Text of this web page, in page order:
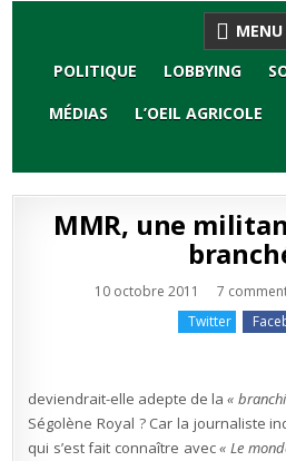
MENU
POLITIQUE
LOBBYING
MÉDIAS
L’OEIL AGRICOLE
MMR, une
10 octobre 2011 7
Twitter
deviendrait-elle adepte de la«
Ségolène Royal ? Car la journaliste
qui s’est fait connaître avec« Le